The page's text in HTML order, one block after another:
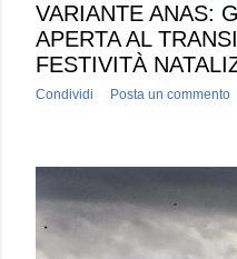
VARIANTE ANAS:
APERTA AL
FESTIVITÀ
Condividi Posta un commento